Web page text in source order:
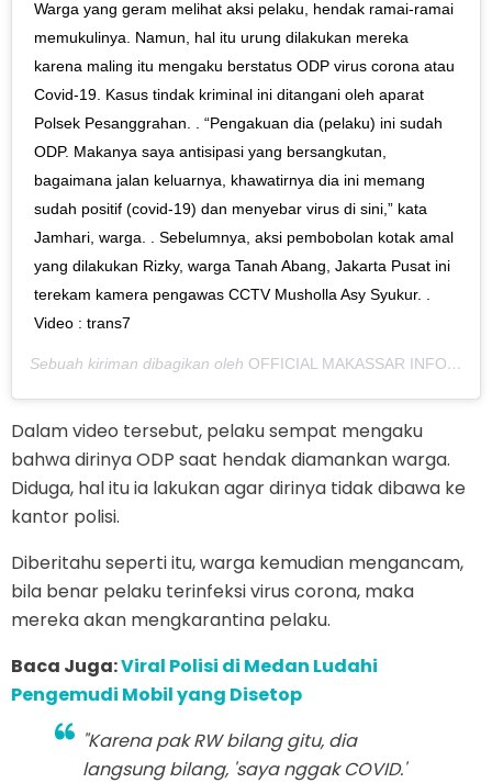
Warga yang geram melihat aksi pelaku, hendak ramai-ramai
memukulinya. Namun, hal itu urung dilakukan mereka
karena maling itu mengaku berstatus ODP virus corona atau
Covid-19. Kasus tindak kriminal ini ditangani oleh aparat
Polsek Pesanggrahan. . “Pengakuan dia (pelaku) ini sudah
ODP. Makanya saya antisipasi yang bersangkutan,
bagaimana jalan keluarnya, khawatirnya dia ini memang
sudah positif (covid-19) dan menyebar virus di sini,” kata
Jamhari, warga. . Sebelumnya, aksi pembobolan kotak amal
yang dilakukan Rizky, warga Tanah Abang, Jakarta Pusat ini
terekam kamera pengawas CCTV Musholla Asy Syukur. .
Video : trans7
Sebuah kiriman dibagikan oleh OFFICIAL MAKASSAR INFO
Dalam video tersebut, pelaku sempat mengaku
bahwa dirinya ODP saat hendak diamankan warga.
Diduga, hal itu ia lakukan agar dirinya tidak dibawa ke
kantor polisi.
Diberitahu seperti itu, warga kemudian mengancam,
bila benar pelaku terinfeksi virus corona, maka
mereka akan mengkarantina pelaku.
Baca Juga:Viral Polisi di Medan Ludahi
Pengemudi Mobil yang Disetop
"Karena pak RW bilang gitu, dia
langsung bilang, 'saya nggak COVID.'